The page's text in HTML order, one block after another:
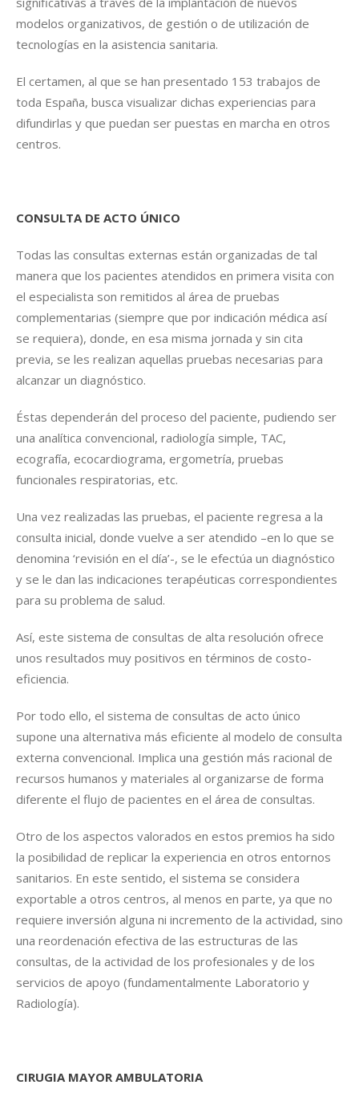
modelos organizativos, de gestión o de utilización de
tecnologías en la asistencia sanitaria.
El certamen, al que se han presentado 153 trabajos de
toda España, busca visualizar dichas experiencias para
difundirlas y que puedan ser puestas en marcha en otros
centros.
CONSULTA DE ACTO ÚNICO
Todas las consultas externas están organizadas de tal
manera que los pacientes atendidos en primera visita con
el especialista son remitidos al área de pruebas
complementarias (siempre que por indicación médica así
se requiera), donde, en esa misma jornada y sin cita
previa, se les realizan aquellas pruebas necesarias para
alcanzar un diagnóstico.
Éstas dependerán del proceso del paciente, pudiendo ser
una analítica convencional, radiología simple, TAC,
ecografía, ecocardiograma, ergometría, pruebas
funcionales respiratorias, etc.
Una vez realizadas las pruebas, el paciente regresa a la
consulta inicial, donde vuelve a ser atendido –en lo que se
denomina ‘revisión en el día’-, se le efectúa un diagnóstico
y se le dan las indicaciones terapéuticas correspondientes
para su problema de salud.
Así, este sistema de consultas de alta resolución ofrece
unos resultados muy positivos en términos de costo-
eficiencia.
Por todo ello, el sistema de consultas de acto único
supone una alternativa más eficiente al modelo de consulta
externa convencional. Implica una gestión más racional de
recursos humanos y materiales al organizarse de forma
diferente el flujo de pacientes en el área de consultas.
Otro de los aspectos valorados en estos premios ha sido
la posibilidad de replicar la experiencia en otros entornos
sanitarios. En este sentido, el sistema se considera
exportable a otros centros, al menos en parte, ya que no
requiere inversión alguna ni incremento de la actividad, sino
una reordenación efectiva de las estructuras de las
consultas, de la actividad de los profesionales y de los
servicios de apoyo (fundamentalmente Laboratorio y
Radiología).
CIRUGIA MAYOR AMBULATORIA